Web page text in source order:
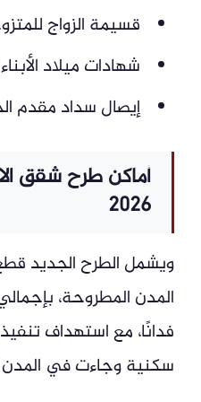
قسيمة الزواج
شهادات ميلاد
إيصال سداد مقدم
أماكن طرح شقق
2026
ويشمل الطرح الجديد
سكنية وجاءت في المدن